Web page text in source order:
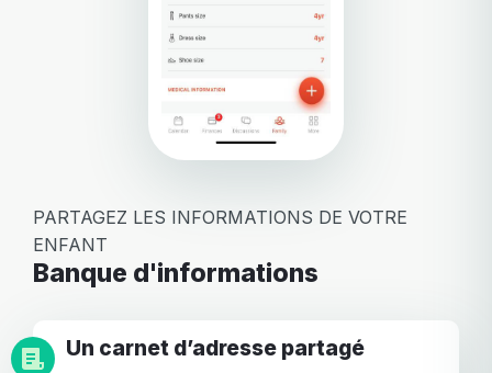
PARTAGEZ LES INFORMATIONS DE VOTRE
ENFANT
Banque d'informations
Un carnet d’adresse partagé